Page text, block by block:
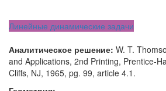
Линейные динамические задачи
Аналитическое решение: W. T.
and Applications, 2nd Printing, Prentice-
Cliffs, NJ, 1965, pg. 99, article 4.1.